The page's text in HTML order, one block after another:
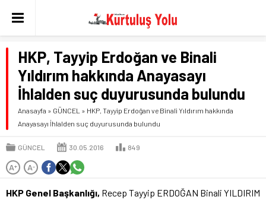
HKP, Tayyip Erdoğan ve Binali
Yıldırım hakkında Anayasayı
İhlalden suç duyurusunda bulundu
Anasayfa » GÜNCEL » HKP, Tayyip Erdoğan ve Binali Yıldırım hakkında
Anayasayı İhlalden suç duyurusunda bulundu
GÜNCEL 30.05.2016 849
A+ A-
HKP Genel Başkanlığı, Recep Tayyip ERDOĞAN Binali YILDIRIM